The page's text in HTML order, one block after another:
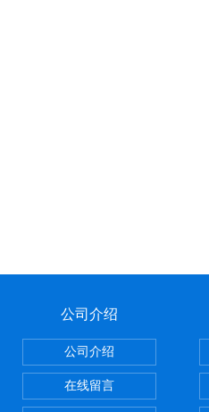
公司介绍
公司介绍
在线留言